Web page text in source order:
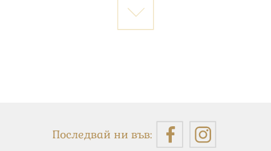
Последвай ни във: